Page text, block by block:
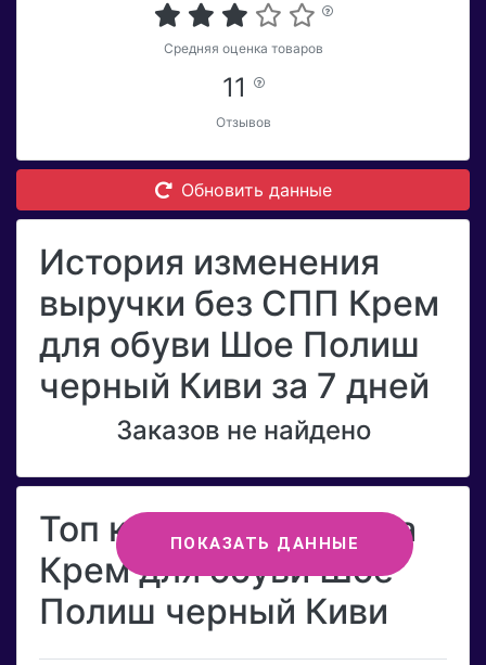
Средняя оценка товаров
11
Отзывов
Обновить данные
История изменения
выручки без СПП Крем
для обуви Шое Полиш
черный Киви за 7 дней
ПОКАЗАТЬ ДАННЫЕ
Заказов не найдено
Топ категорий бренда
Крем для обуви Шое
Полиш черный Киви